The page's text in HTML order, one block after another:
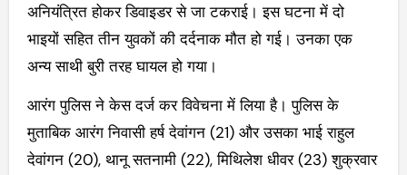
अनियंत्रित होकर डिवाइडर से जा टकराई। इस घटना में दो
भाइयों सहित तीन युवकों की दर्दनाक मौत हो गई। उनका एक
अन्य साथी बुरी तरह घायल हो गया।
आरंग पुलिस ने केस दर्ज कर विवेचना में लिया है। पुलिस के
मुताबिक आरंग निवासी हर्ष देवांगन (21) और उसका भाई राहुल
देवांगन (20), थानू सतनामी (22), मिथिलेश धीवर (23) शुक्रवार